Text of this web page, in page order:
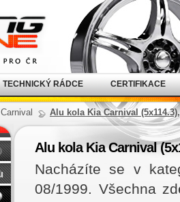
Carnival Alu kola Kia Carnival
Alu kola Kia Carnival
Nacházíte se v
08/1999. Všechna
TECHNICKÝ RÁDCE CERTIFIKACE